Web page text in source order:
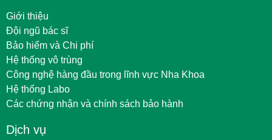
Giới thiệu
Đội ngũ bác sĩ
Bảo hiểm và Chi phí
Hệ thống vô trùng
Công nghệ hàng đầu trong lĩnh vực Nha Khoa
Hệ thống Labo
Các chứng nhận và chính sách bảo hành
Dịch vụ